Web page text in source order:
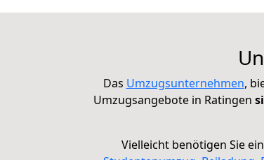
Das Umzugsunternehmen,
Umzugsangebote in Ratingen
Vielleicht benötigen Sie ein